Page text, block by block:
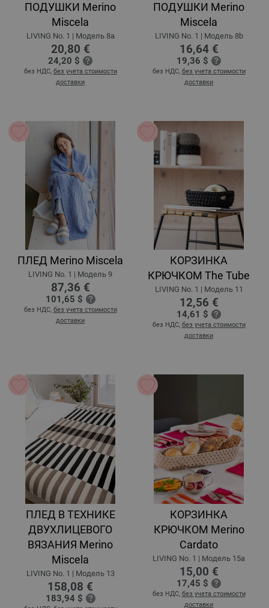
ПОДУШКИ Merino
Miscela
LIVING No. 1 | Модель 8a
20,80 €
24,20 $
без НДС, без учета стоимости
доставки
ПОДУШКИ Merino
Miscela
LIVING No. 1 | Модель 8b
16,64 €
19,36 $
без НДС, без учета стоимости
доставки
ПЛЕД Merino Miscela
LIVING No. 1 | Модель 9
87,36 €
101,65 $
без НДС, без учета стоимости
доставки
КОРЗИНКА
КРЮЧКОМ The Tube
LIVING No. 1 | Модель 11
12,56 €
14,61 $
без НДС, без учета стоимости
доставки
ПЛЕД В ТЕХНИКЕ
ДВУХЛИЦЕВОГО
ВЯЗАНИЯ Merino
Miscela
LIVING No. 1 | Модель 13
158,08 €
183,94 $
КОРЗИНКА
КРЮЧКОМ Merino
Cardato
LIVING No. 1 | Модель 15a
15,00 €
17,45 $
без НДС, без учета стоимости
доставки